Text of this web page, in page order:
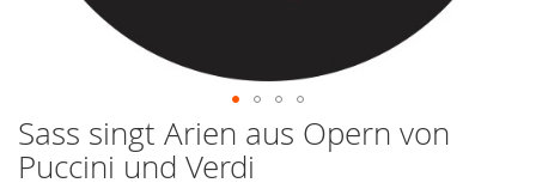
Skip
to
the
Sass singt Arien aus Opern von
Puccini und Verdi